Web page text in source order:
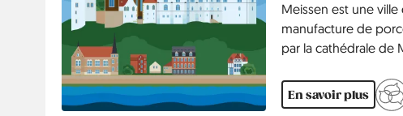
Meissen est une
manufacture de
par la cathédrale de
de nombreuses
Meissen.
En savoir plus